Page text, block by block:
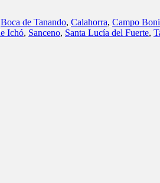
Boca de Tanando, Calahorra, Campo
Ichó, Sanceno, Santa Lucía del Fuerte,